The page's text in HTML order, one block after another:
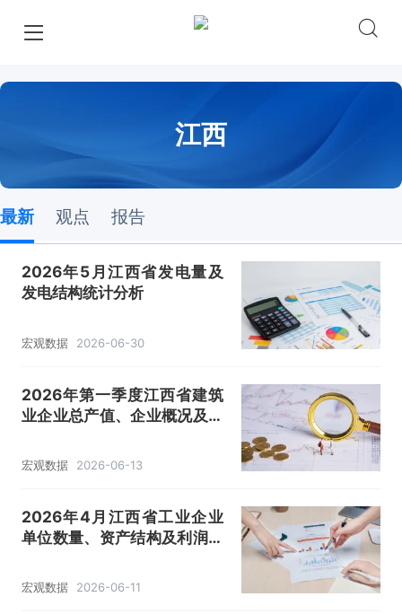
江西
最新 观点 报告
2026年5月江西省发电量及
发电结构统计分析
宏观数据 2026-06-30
2026年第一季度江西省建筑
业企业总产值、企业概况及各
宏观数据 2026-06-13
2026年4月江西省工业企业
单位数量、资产结构及利润统
宏观数据 2026-06-11